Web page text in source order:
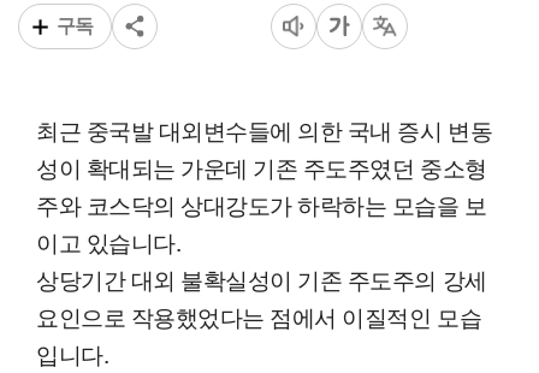
구독
최근 중국발 대외변수들에 의한 국내 증시 변동
성이 확대되는 가운데 기존 주도주였던 중소형
주와 코스닥의 상대강도가 하락하는 모습을 보
이고 있습니다.
상당기간 대외 불확실성이 기존 주도주의 강세
요인으로 작용했었다는 점에서 이질적인 모습
입니다.